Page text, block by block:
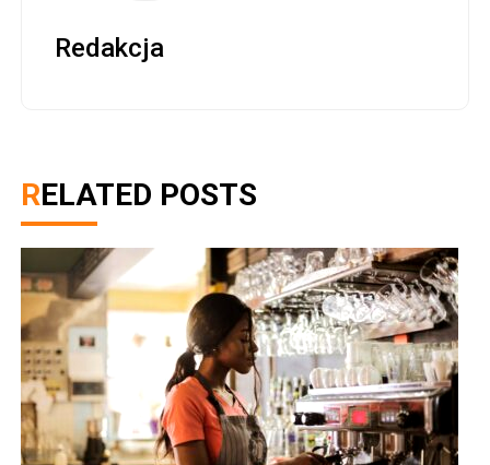
Redakcja
RELATED POSTS